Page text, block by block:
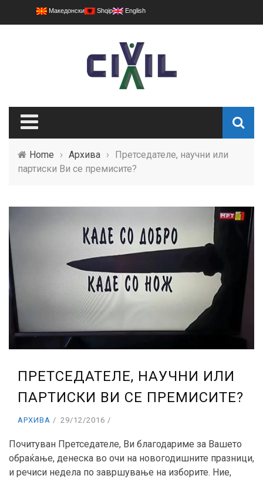
Македонски Shqip English
Home › Архива ›
Претседателе, научни или
партиски Ви се премисите?
ПРЕТСЕДАТЕЛЕ, НАУЧНИ ИЛИ
ПАРТИСКИ ВИ СЕ ПРЕМИСИТЕ?
АРХИВА 29/12/2016
Почитуван Претседателе, Ви благодариме за Вашето
обраќање, денеска во очи на новогодишните празници,
и речиси недела по завршување на изборите. Ние,